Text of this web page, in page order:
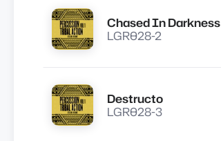
Lire
Chased In Darkness
LGR028-2
Lire
Destructo
LGR028-3